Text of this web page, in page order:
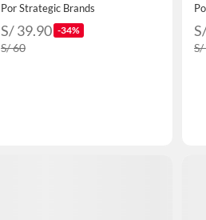
Por Strategic Brands
S/ 39.90 -34%
S/ 60